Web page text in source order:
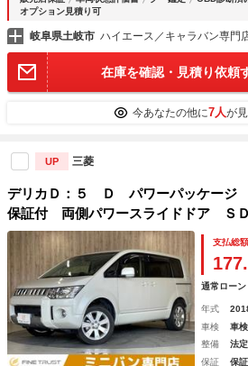
オプション見積り可
岐阜県土岐市 ハイエース／キャラバン専
在庫を確認・見積り依頼
今あなたの他に7人が
UP 三菱
デリカＤ：５ Ｄ パワーパッケージ
保証付 両側パワースライドドア
フルセグ シートヒーター 禁煙車
ＨＩＤヘッド Ｂｌｕｅｔｏｏｔｈ
ボ ＥＴＣ
支払総額
177.
通常ローン
年式
車検
車
整備
法
保証
保